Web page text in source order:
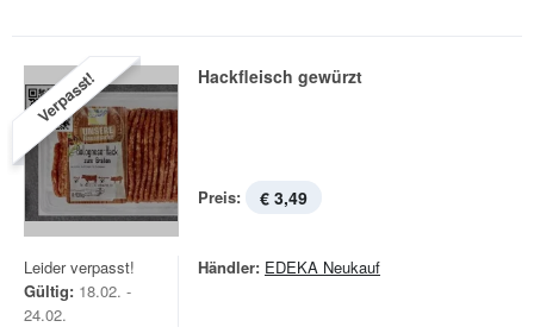
Verpasst! Hackfleisch gewürzt
Preis: € 3,49
Leider verpasst!
Gültig: 18.02. -
24.02.
Händler: EDEKA Neukauf